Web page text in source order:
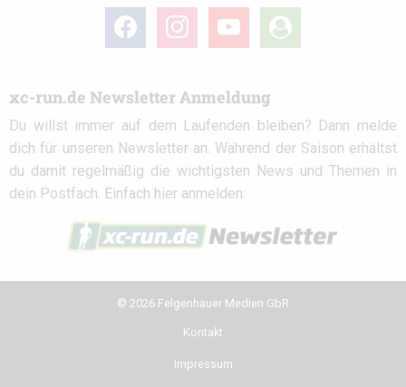
facebook instagramyoutube
user-
circle
xc-run.de Newsletter Anmeldung
Du willst immer auf dem Laufenden bleiben? Dann melde
dich für unseren Newsletter an. Während der Saison erhältst
du damit regelmäßig die wichtigsten News und Themen in
dein Postfach. Einfach hier anmelden:
© 2026 Felgenhauer Medien GbR
Kontakt
Impressum